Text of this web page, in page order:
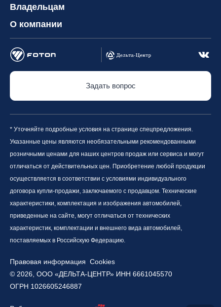
Владельцам
О компании
Задать вопрос
* Уточняйте подробные условия на странице спецпредложения.
Указанные цены являются необязательными рекомендованными
розничными ценами для наших центров продаж или сервиса и могут
отличаться от действительных цен. Приобретение любой продукции
осуществляется в соответствии с условиями индивидуального
договора купли-продажи, заключаемого с продавцом. Технические
характеристики, комплектация и изображения автомобилей,
приведенные на сайте, могут отличаться от технических
характеристик, комплектации и внешнего вида автомобилей,
поставляемых в Российскую Федерацию.
© 2026, ООО «ДЕЛЬТА-ЦЕНТР» ИНН 6661045570
ОГРН 1026605246887
Правовая информация Cookies